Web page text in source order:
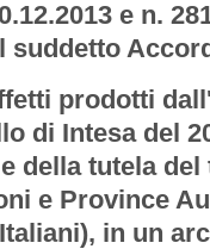
e n.
suddetto
prodotti
di Intesa del
della tutela
e Province
in un